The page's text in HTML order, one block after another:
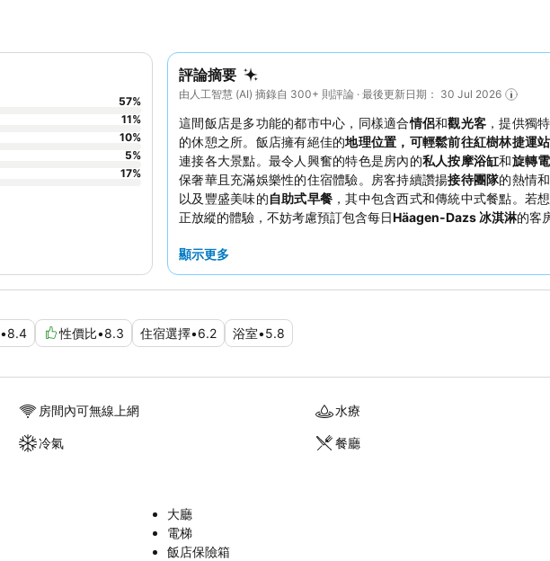
評論摘要
由人工智慧 (AI) 摘錄自 300+ 則評論 · 最後更新日期： 30 Jul 2026
這間飯店是多功能的都市中心，同樣適合情侶和觀光客 ，提供獨
的休憩之所。飯店擁有絕佳的地理位置，可輕鬆前往紅樹林捷運站
連接各大景點。最令人興奮的特色是房內的私人按摩浴缸和旋轉
保奢華且充滿娛樂性的住宿體驗。房客持續讚揚接待團隊的熱情
以及豐盛美味的自助式早餐 ，其中包含西式和傳統中式餐點。若
正放縱的體驗，不妨考慮預訂包含每日Häagen-Dazs 冰淇淋的客
顯示更多
•8.4 性價比•8.3 住宿選擇•6.2 浴室•5.8
57%
11%
10%
5%
17%
房間內可無線上網 水療
冷氣
餐廳
大廳
電梯
飯店保險箱